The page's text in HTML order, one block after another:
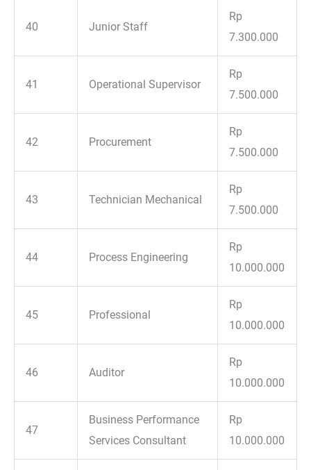
40 Junior Staff
Rp
7.300.000
41 Operational Supervisor
Rp
7.500.000
42 Procurement
Rp
7.500.000
43 Technician Mechanical
Rp
7.500.000
44 Process Engineering
Rp
10.000.000
45 Professional
Rp
10.000.000
46 Auditor
Rp
10.000.000
47
Business Performance
Services Consultant
Rp
10.000.000